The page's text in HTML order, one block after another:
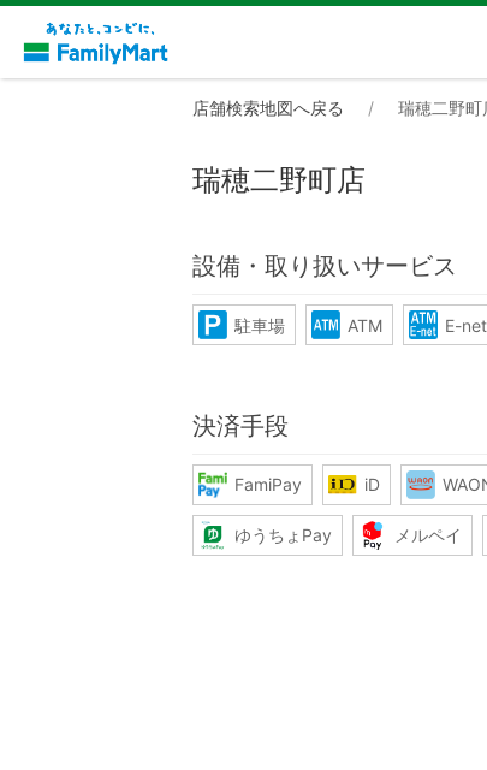
店舗検索地図へ戻る 瑞穂二野町
瑞穂二野町店
設備・取り扱いサービス
駐車場 ATM E-
決済手段
FamiPay iD
ゆうちょPay メルペイ